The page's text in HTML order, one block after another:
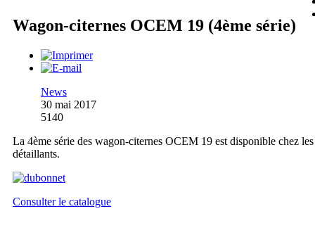
Wagon-citernes OCEM 19 (4ème série)
News
30 mai 2017
5140
La 4ème série des wagon-citernes OCEM 19 est disponible chez les
détaillants.
Consulter le catalogue